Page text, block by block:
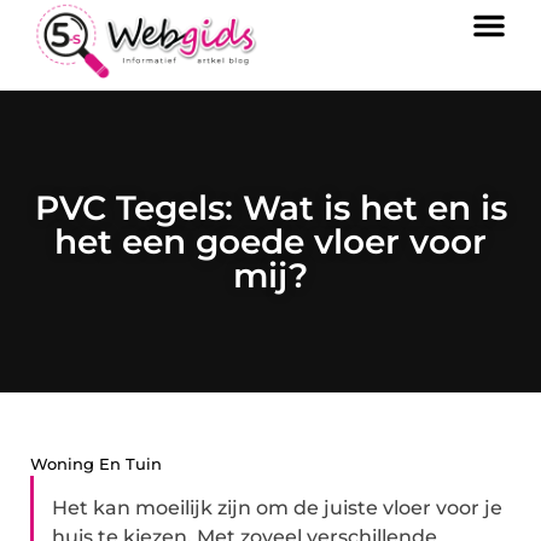
PVC Tegels: Wat is het en is
het een goede vloer voor
mij?
Woning En Tuin
Het kan moeilijk zijn om de juiste vloer voor je